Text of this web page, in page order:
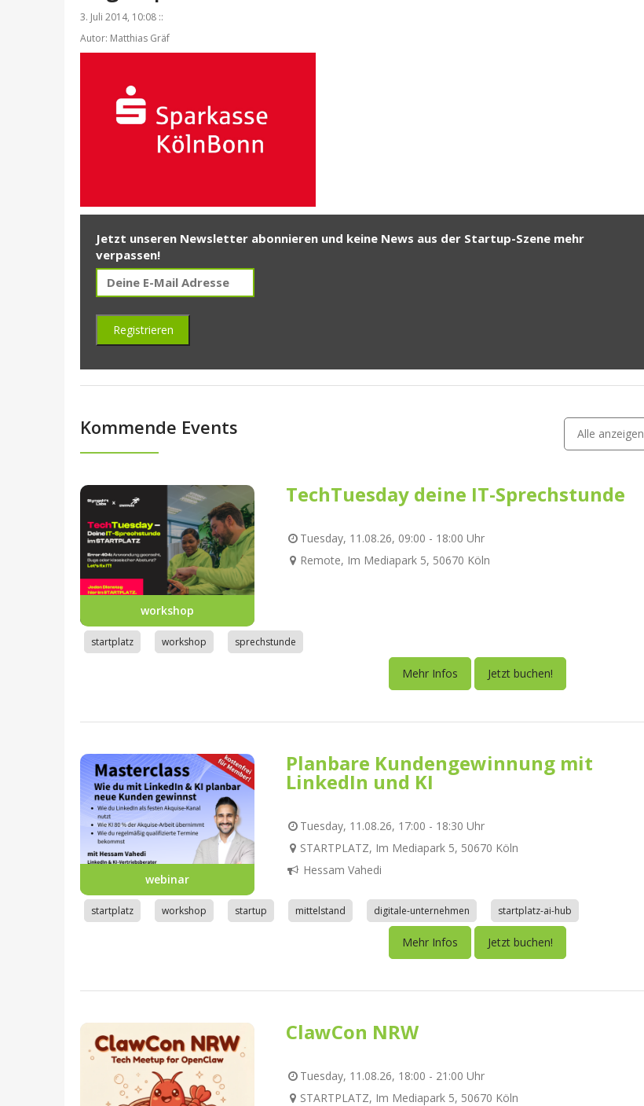
3. Juli 2014, 10:08 ::
Autor: Matthias Gräf
Jetzt unseren Newsletter abonnieren und keine News aus der Startup-Szene mehr
verpassen!
Kommende Events Alle anzeigen
workshop
TechTuesday deine IT-Sprechstunde
Tuesday, 11.08.26, 09:00 - 18:00 Uhr
Remote, Im Mediapark 5, 50670 Köln
startplatz workshop sprechstunde
Mehr Infos Jetzt buchen!
webinar
Planbare Kundengewinnung mit
LinkedIn und KI
Tuesday, 11.08.26, 17:00 - 18:30 Uhr
STARTPLATZ, Im Mediapark 5, 50670 Köln
Hessam Vahedi
startplatz workshop startup mittelstand digitale-unternehmen startplatz-ai-hub
Mehr Infos Jetzt buchen!
ClawCon NRW
Tuesday, 11.08.26, 18:00 - 21:00 Uhr
STARTPLATZ, Im Mediapark 5, 50670 Köln